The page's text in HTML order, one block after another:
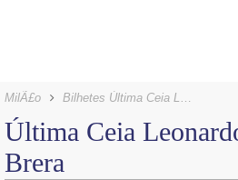
MilÃ£o Bilhetes Última Ceia Leonardo e Galeria Brera
Última Ceia
Brera